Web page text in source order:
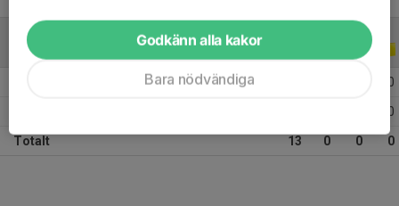
ALLA SERIER
0
0
Totalt 13 0 0 0
Godkänn alla kakor
Bara nödvändiga